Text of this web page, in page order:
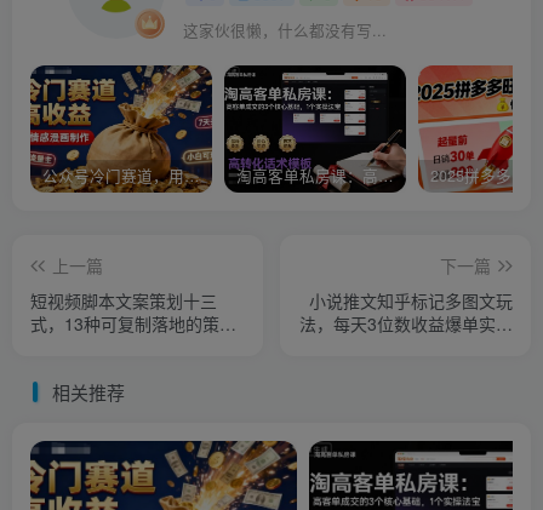
这家伙很懒，什么都没有写...
公众号冷门赛道，用AI做情感漫画，7天开通流量主，操作简单，小白可玩 淘高客单私房课：高客单成交的3个核心基础，1个实操法宝
上一篇
短视频脚本文案策划十三
式，13种可复制落地的策划
下一篇
小说推文知乎标记多图文玩
法，每天3位数收益爆单实操
相关推荐